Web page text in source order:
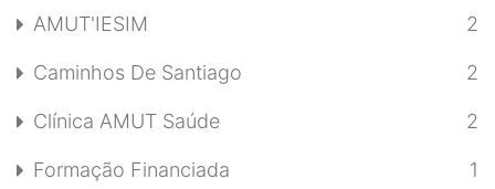
AMUT'IESIM 2
Caminhos De Santiago 2
Clínica AMUT Saúde 2
Formação Financiada 1